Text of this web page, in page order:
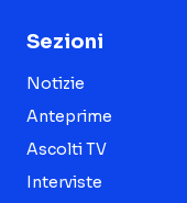
Sezioni
Notizie
Anteprime
Ascolti TV
Interviste